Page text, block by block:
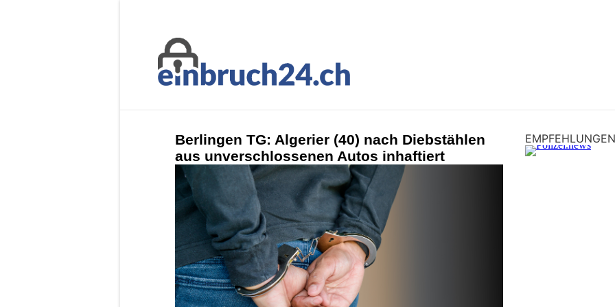
Berlingen TG: Algerier (40) nach Diebstählen
aus unverschlossenen Autos inhaftiert
EMPFEHLUNGEN